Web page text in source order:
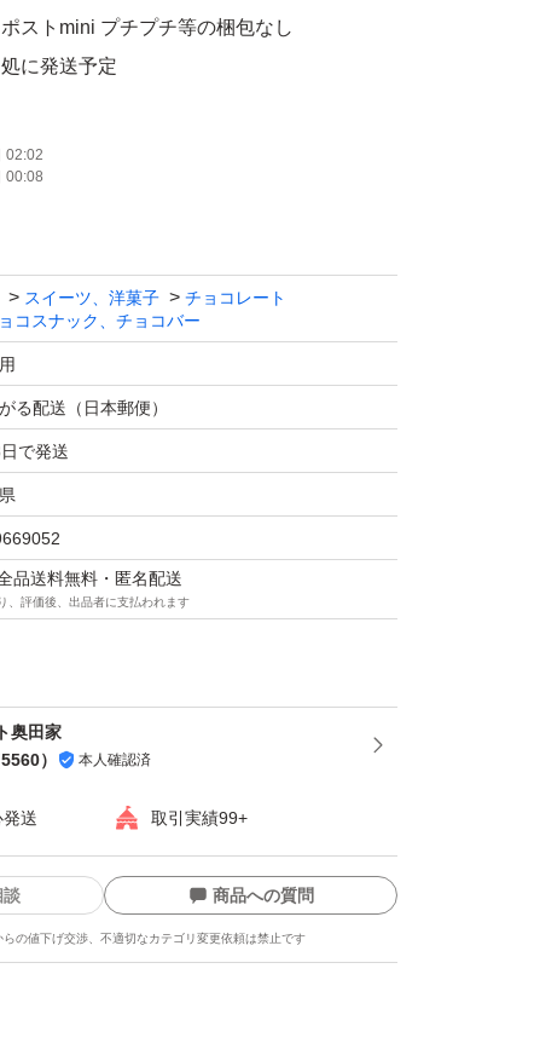
ストmini プチプチ等の梱包なし
に発送予定
02:02
00:08
スイーツ、洋菓子
チョコレート
コスナック、チョコバー
る配送（日本郵便）
で発送
品送料無料・匿名配送
、評価後、出品者に支払われます
奥田家
5560） 本人確認済
送 取引実績99+
談 商品への質問
らの値下げ交渉、不適切なカテゴリ変更依頼は禁止です